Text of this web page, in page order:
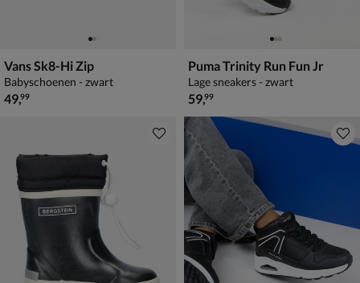
Vans Sk8-Hi Zip
Babyschoenen - zwart
€ 49,99
49,99
Puma Trinity Run Fun Jr
Lage sneakers - zwart
€ 59,99
59,99